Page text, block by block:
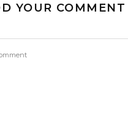
YOUR COMMENT